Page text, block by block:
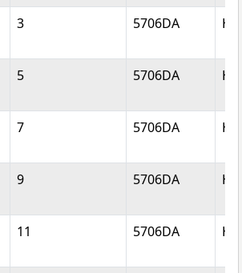
3 5706DA
5 5706DA
7 5706DA
9 5706DA
11 5706DA